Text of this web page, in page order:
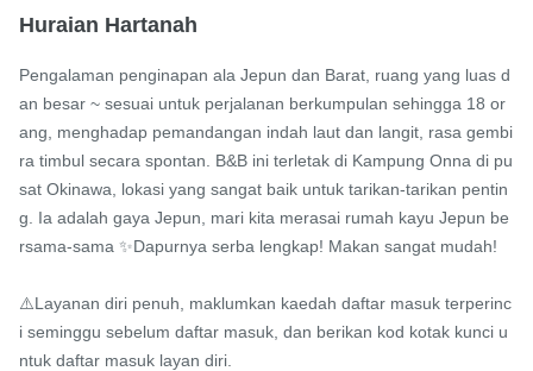
Huraian Hartanah
Pengalaman penginapan ala Jepun dan Barat, ruang yang luas d
an besar ~ sesuai untuk perjalanan berkumpulan sehingga 18 or
ang, menghadap pemandangan indah laut dan langit, rasa gembi
ra timbul secara spontan. B&B ini terletak di Kampung Onna di pu
sat Okinawa, lokasi yang sangat baik untuk tarikan-tarikan pentin
g. Ia adalah gaya Jepun, mari kita merasai rumah kayu Jepun be
rsama-sama ✨Dapurnya serba lengkap! Makan sangat mudah!
⚠️Layanan diri penuh, maklumkan kaedah daftar masuk terperinc
i seminggu sebelum daftar masuk, dan berikan kod kotak kunci u
ntuk daftar masuk layan diri.